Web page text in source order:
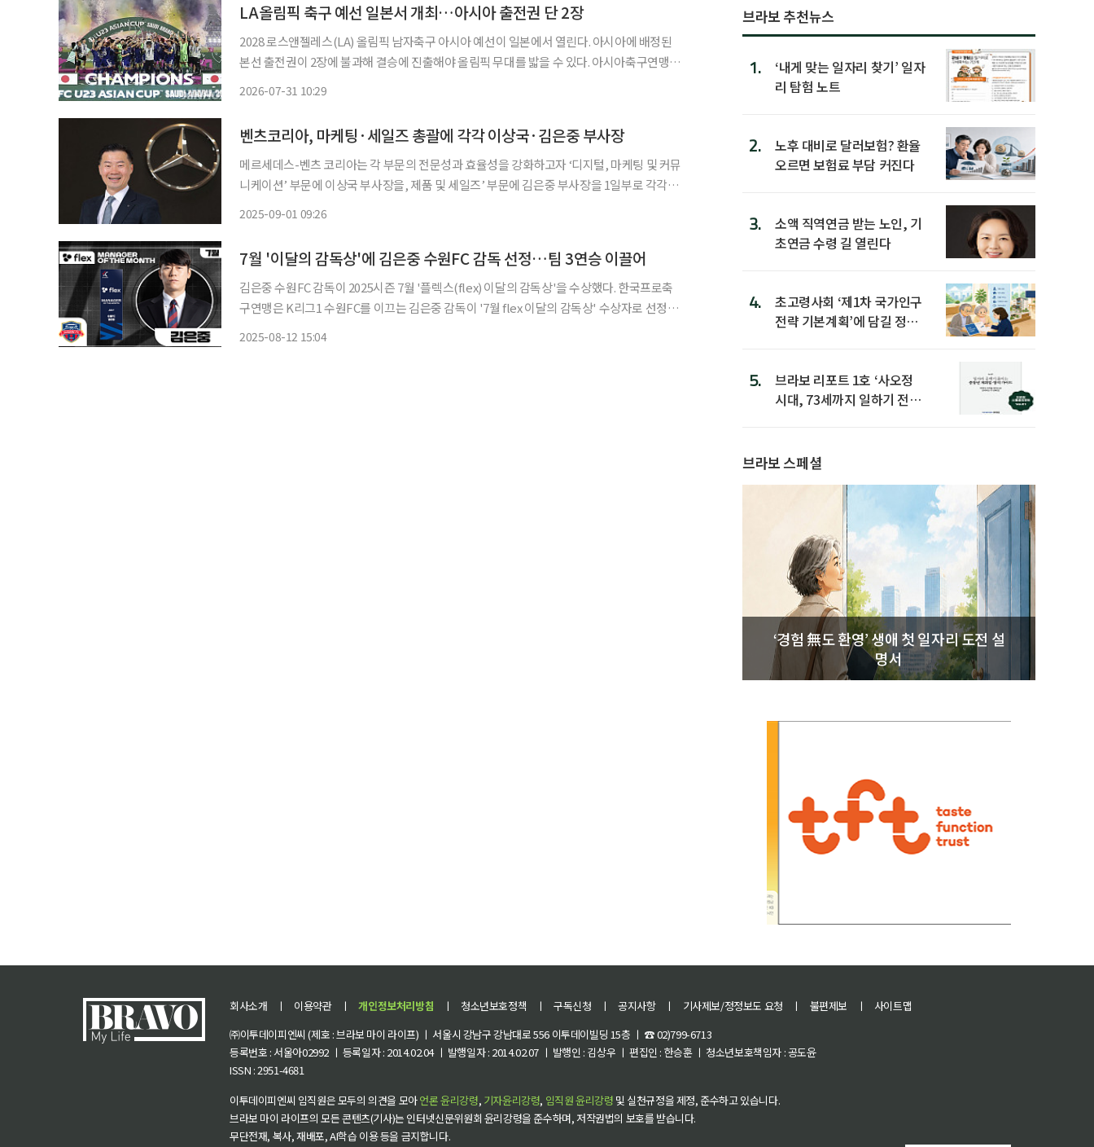
LA올림픽 축구 예선 일본서 개최…아시아 출전권 단 2장
2028 로스앤젤레스(LA) 올림픽 남자축구 아시아 예선이 일본에서 열린다. 아시아에 배정된
본선 출전권이 2장에 불과해 결승에 진출해야 올림픽 무대를 밟을 수 있다. 아시아축구연맹
2026-07-31 10:29
벤츠코리아, 마케팅·세일즈 총괄에 각각 이상국·김은중 부사장
메르세데스-벤츠 코리아는 각 부문의 전문성과 효율성을 강화하고자 ‘디지털, 마케팅 및 커뮤
니케이션’ 부문에 이상국 부사장을, 제품 및 세일즈’ 부문에 김은중 부사장을 1일부로 각각 선
2025-09-01 09:26
7월 '이달의 감독상'에 김은중 수원FC 감독 선정…팀 3연승 이끌어
김은중 수원FC 감독이 2025시즌 7월 '플렉스(flex) 이달의 감독상'을 수상했다. 한국프로축
구연맹은 K리그1 수원FC를 이끄는 김은중 감독이 '7월 flex 이달의 감독상' 수상자로 선정됐
2025-08-12 15:04
브라보 추천뉴스
1.
‘내게 맞는 일자리 찾기’ 일자
리 탐험 노트
2.
노후 대비로 달러보험? 환율
오르면 보험료 부담 커진다
3.
소액 직역연금 받는 노인, 기
초연금 수령 길 열린다
4.
초고령사회 ‘제1차 국가인구
전략 기본계획’에 담길 정책
5.
브라보 리포트 1호 ‘사오정
시대, 73세까지 일하기 전략’
브라보 스페셜
‘경험 無도 환영’ 생애 첫 일자리 도전 설
명서
회사소개 ㅣ 이용약관 ㅣ 개인정보처리방침 ㅣ 청소년보호정책 ㅣ 구독신청 ㅣ 공지사항 ㅣ 기사제보/정정보도 요청 ㅣ 불편제보 ㅣ
사이트맵
㈜이투데이피엔씨 (제호 : 브라보 마이 라이프) ㅣ 서울시 강남구 강남대로 556 이투데이빌딩 15층 ㅣ ☎ 02)799-6713
등록번호 : 서울아02992 ㅣ 등록일자 : 2014.02.04 ㅣ 발행일자 : 2014.02.07 ㅣ 발행인 : 김상우 ㅣ 편집인 : 한승훈 ㅣ 청소년보호책임자 : 공도윤
ISSN : 2951-4681
이투데이피엔씨 임직원은 모두의 의견을 모아언론 윤리강령, 기자윤리강령, 임직원 윤리강령 및 실천규정을 제정, 준수하고 있습니다.
브라보 마이 라이프의 모든 콘텐츠(기사)는 인터넷신문위원회 윤리강령을 준수하며, 저작권법의 보호를 받습니다.
무단전재, 복사, 재배포, AI학습 이용 등을 금지합니다.